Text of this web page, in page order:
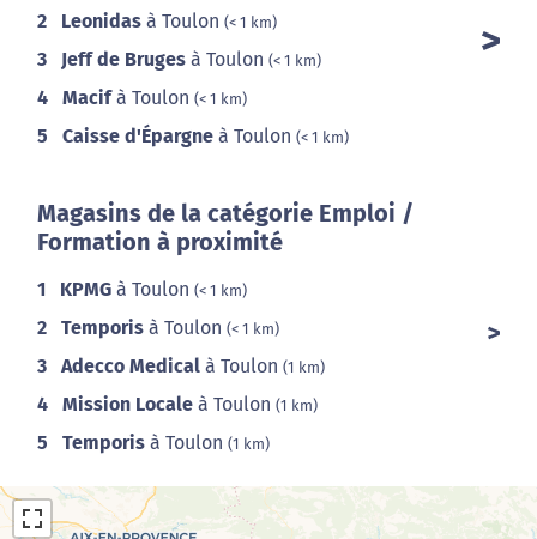
2 Leonidas à Toulon (< 1 km)
3 Jeff de Bruges à Toulon (< 1 km)
4 Macifà Toulon (< 1 km)
5 Caisse d'Épargne à Toulon (< 1 km)
Magasins de la catégorie Emploi /
Formation à proximité
1 KPMG à Toulon (< 1 km)
2 Temporis à Toulon (< 1 km)
3 Adecco Medical à Toulon (1 km)
4 Mission Locale à Toulon (1 km)
5 Temporis à Toulon (1 km)